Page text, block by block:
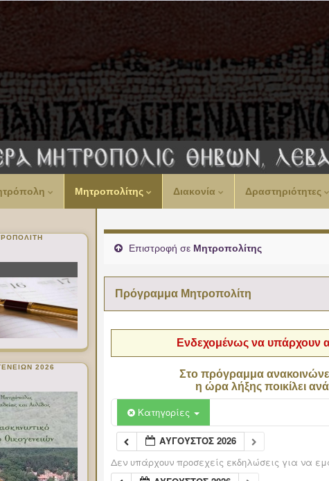
Μητροπολίτης Διακονία Δραστηριότητες
Επιστροφή σε Μητροπολίτης
Πρόγραμμα Μητροπολίτη
Ενδεχομένως να υπάρχουν
Στο πρόγραμμα
η ώρα λήξης ποικίλει
Κατηγορίες
ΑΎΓΟΥΣΤΟΣ 2026
Δεν υπάρχουν προσεχείς εκδηλώσεις για να
2026